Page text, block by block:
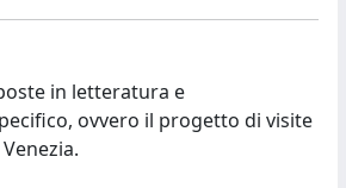
in letteratura e
ovvero il progetto di visite